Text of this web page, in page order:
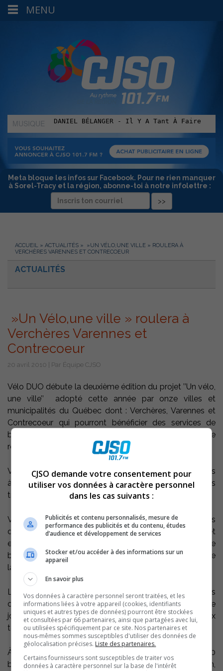
MUSIQUE
:
Meta bloque les infos sur Facebook. Pour ne rien manquer
à Sorel-Tracy et la région, abonne-toi à notre infolettre :
ACCUEIL » ACTUALITÉS »
»UN VÉLO,UNE VILLE » ROULERA À
VERCHÈRES VARENNES ET CONTRECOEUR
ACTUALITÉS
»Un Vélo,une ville » roulera à
Verchères Varennes et
Contrecoeur
20 avril 2010 | Par Équipe CJSO
Vélo DUO débute la deuxième édition du projet ’’Un vélo,
une ville’’ adopté cette année par onze villes et
municipalités du Québec dont : Verchères, Varennes et
Contrecoeur qui pourront bénéficier des services de
balades récréotouristiques et du programme de
réinsertion sociale de l’entreprise.
Vélo DUO offre gratuitement, aux aînés et aux personnes
à mobilité réduite, le déplacement à bord de ses vélos
triporteurs à traction humaine et assistance électrique.
Vélo DUO participe à la réinsertion sociale des
décrocheurs, en leur offrant des emplois structurés et
encadrés, et grâce à un salaire de 10 $ l’heure et à une
bourse de 2000 $ remise à tous les employés à la fin de
la saison estivale.
Les triporteurs de Vélo DUO circulent sur les voies
cyclables et dans les parcs jusqu’au 15 octobre. Une
journée par semaine, les véhicules sont disponibles aux
touristes de chacune des régions.
À l’issu de sa première édition l’an dernier, plus de 12 000
ballades ont été offertes gratuitement à la population,
MENU
CJSO demande votre consentement pour
utiliser vos données à caractère personnel
dans les cas suivants :
Publicités et contenu personnalisés, mesure de
performance des publicités et du contenu, études
d’audience et développement de services
Stocker et/ou accéder à des informations sur un
appareil
En savoir plus
Vos données à caractère personnel seront traitées, et les
informations liées à votre appareil (cookies, identifiants
uniques et autres types de données) pourront être stockées
et consultées par 66 partenaires, ainsi que partagées avec lui,
ou utilisées spécifiquement par ce site. Nos partenaires et
nous-mêmes sommes susceptibles d'utiliser des données de
géolocalisation précises. Liste des partenaires.
Certains fournisseurs sont susceptibles de traiter vos
données à caractère personnel sur la base de l'intérêt